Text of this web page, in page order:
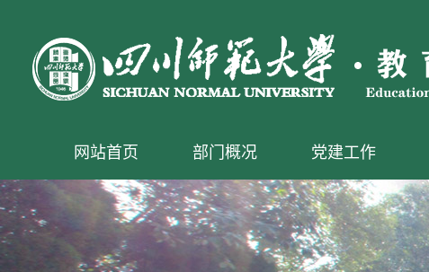
网站首页 部门概况 党建工作